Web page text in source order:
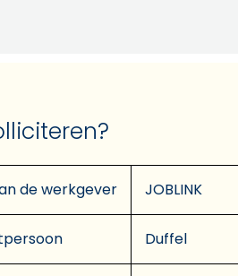
de werkgever JOBLINK
Duffel